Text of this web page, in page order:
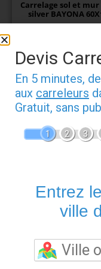
Carrelage sol et
silver BAYONA
LES CLIENTS
Ciment colle
pour toute
Devis
En 5 minutes,
aux carreleurs
Gratuit, sans
1 2 3
Entrez
ville